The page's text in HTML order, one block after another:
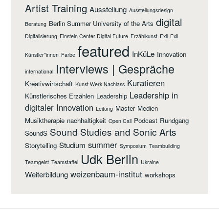
Artist Training Ausstellung Ausstellungsdesign
Beratung Berlin Summer University of the Arts digital
Digitalisierung Einstein Center Digital Future Erzählkunst Exil Exil-
Künstler*innen Farbe featured InKüLe Innovation
international Interviews | Gespräche
Kreativwirtschaft Kunst Werk Nachlass Kuratieren
Künstlerisches Erzählen Leadership Leadership in
digitaler Innovation Leitung Master Medien
Musiktherapie nachhaltigkeit Open Call Podcast Rundgang
SoundS Sound Studies and Sonic Arts
Storytelling Studium summer Symposium Teambuilding
Teamgeist Teamstaffel Udk Berlin Ukraine
Weiterbildung weizenbaum-institut workshops